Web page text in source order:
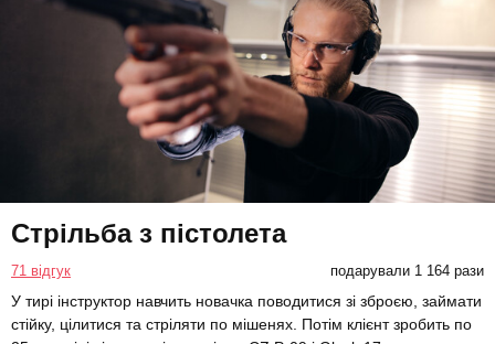
Стрільба з пістолета
71 відгук подарували 1 164 рази
У тирі інструктор навчить новачка поводитися зі зброєю, займати
стійку, цілитися та стріляти по мішенях. Потім клієнт зробить по